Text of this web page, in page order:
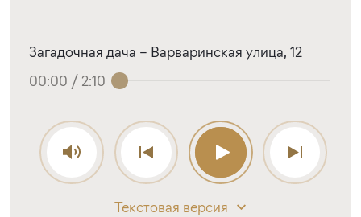
Загадочная дача – Варваринская улица, 12
00:00 / 2:10
Текстовая версия